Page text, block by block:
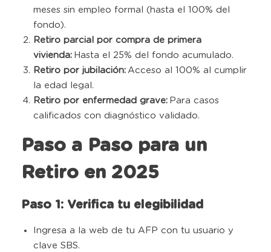
meses sin empleo formal (hasta el 100% del
fondo).
Retiro parcial por compra de primera
vivienda: Hasta el 25% del fondo acumulado.
Retiro por jubilación: Acceso al 100% al cumplir
la edad legal.
Retiro por enfermedad grave: Para casos
calificados con diagnóstico validado.
Paso a Paso para un
Retiro en 2025
Paso 1: Verifica tu elegibilidad
Ingresa a la web de tu AFP con tu usuario y
clave SBS.